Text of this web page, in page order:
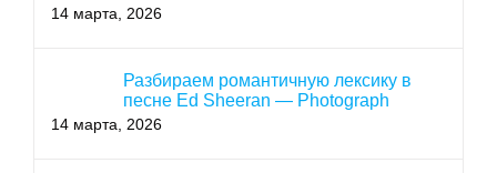
14 марта, 2026
Разбираем романтичную лексику в
песне Ed Sheeran — Photograph
14 марта, 2026